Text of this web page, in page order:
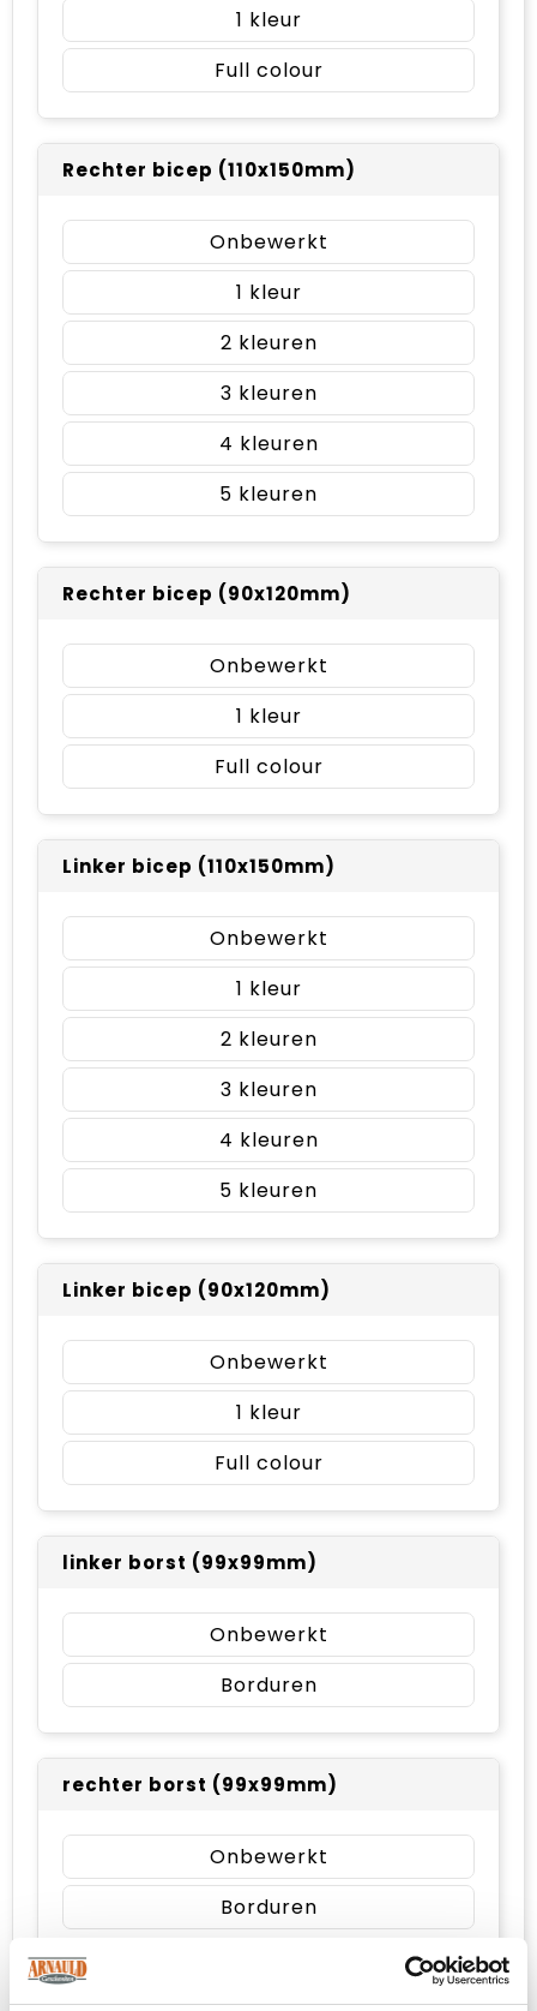
1
Full colour
Rechter bicep (110x150mm)
Onbewerkt
1
2
3
4
5
Rechter bicep (90x120mm)
Onbewerkt
1
Full colour
Linker bicep (110x150mm)
Onbewerkt
1
2
3
4
5
Linker bicep (90x120mm)
Onbewerkt
1
Full colour
linker borst (99x99mm)
Onbewerkt
Borduren
rechter borst (99x99mm)
Onbewerkt
Borduren